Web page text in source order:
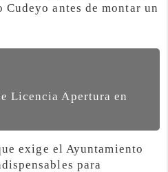
antes de montar un
Licencia Apertura en
exige el Ayuntamiento
para